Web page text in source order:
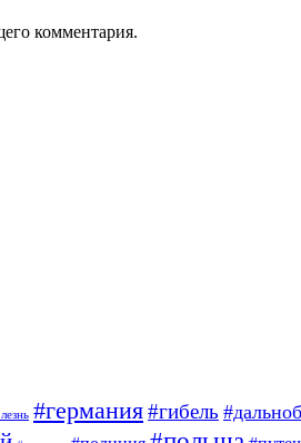
комментария.
#германия#гибель